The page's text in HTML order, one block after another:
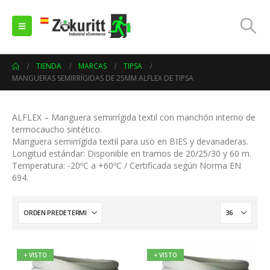
TIENDA MARCAS
TIPSA
MANGUERAS SEMIRRÍGIDAS DE 25MM ALFLEX DE TIPSA
ALFLEX – Manguera semirrígida textil con manchón interno de
termocaucho sintético.
Manguera semirrígida textil para uso en BIES y devanaderas.
Longitud estándar: Disponible en tramos de 20/25/30 y 60 m.
Temperatura: -20ºC a +60ºC / Certificada según Norma EN
694.
+ VISTO + VISTO